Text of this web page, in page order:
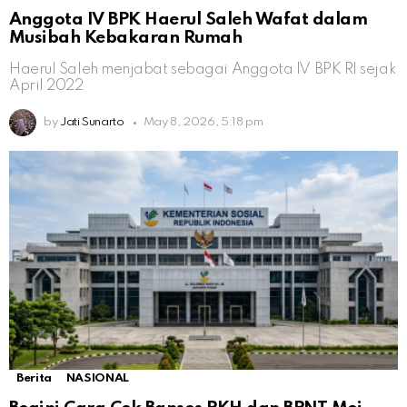
Anggota IV BPK Haerul Saleh Wafat dalam
Musibah Kebakaran Rumah
Haerul Saleh menjabat sebagai Anggota IV BPK RI sejak
April 2022
by Jati Sunarto May 8, 2026, 5:18 pm
Berita NASIONAL